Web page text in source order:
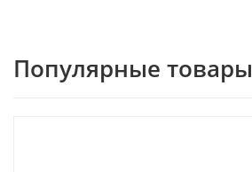
Популярные товары